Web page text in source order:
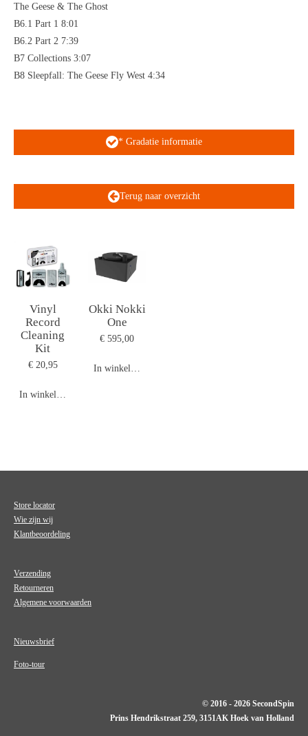
The Geese & The Ghost
B6.1 Part 1 8:01
B6.2 Part 2 7:39
B7 Collections 3:07
B8 Sleepfall: The Geese Fly West 4:34
* Gradatie informatie
Terug naar overzicht
Vinyl
Record
Cleaning
Kit
€ 20,95
In winkelwagen
Okki Nokki
One
€ 595,00
In winkelwagen
Store locator
Wie zijn wij
Klantbeoordeling
Verzending
Retourneren
Algemene voorwaarden
Nieuwsbrief
Foto-tour
© 2016 - 2026 SecondSpin
Prins Hendrikstraat 259, 3151AK Hoek van Holland